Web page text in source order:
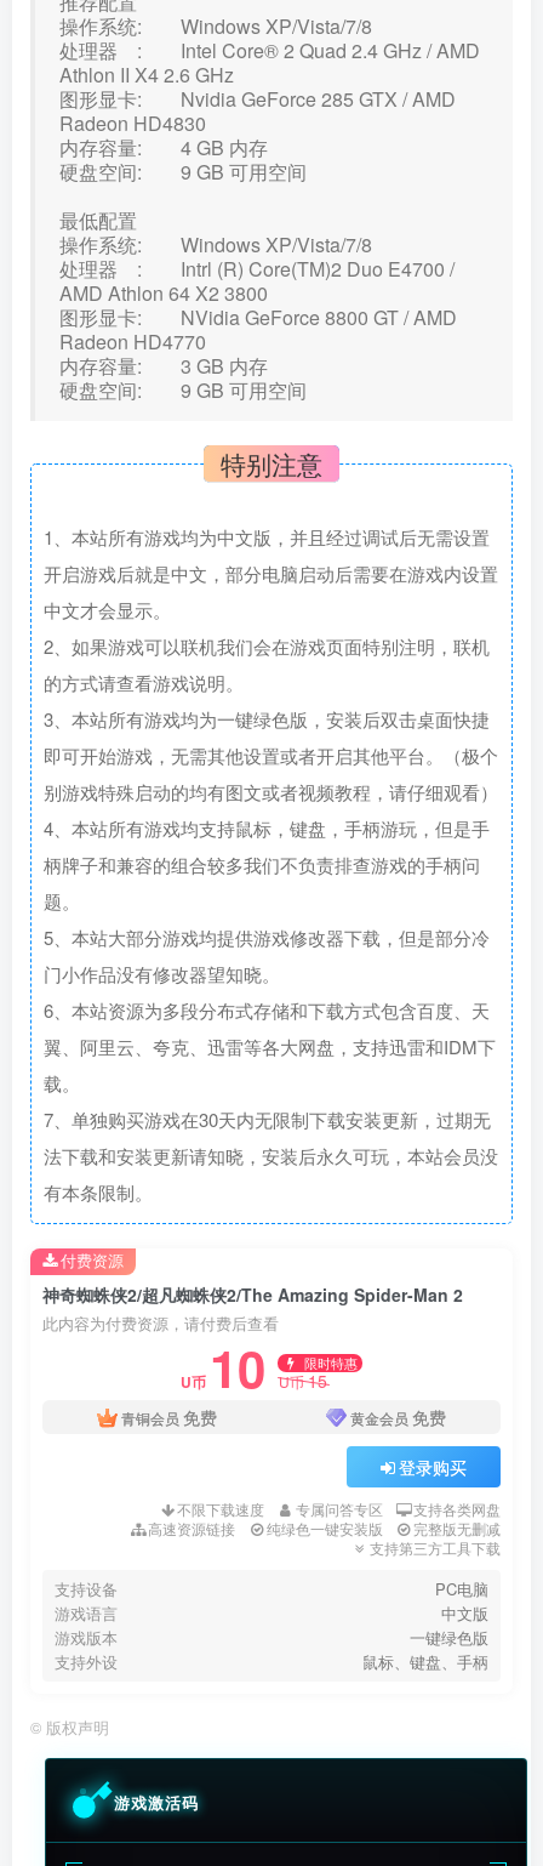
操作系统: Windows XP/Vista/7/8
处理器 : Intel Core® 2 Quad 2.4 GHz / AMD
Athlon II X4 2.6 GHz
图形显卡: Nvidia GeForce 285 GTX / AMD
Radeon HD4830
内存容量: 4 GB 内存
硬盘空间: 9 GB 可用空间
最低配置
操作系统: Windows XP/Vista/7/8
处理器 : Intrl (R) Core(TM)2 Duo E4700 /
AMD Athlon 64 X2 3800
图形显卡: NVidia GeForce 8800 GT / AMD
Radeon HD4770
内存容量: 3 GB 内存
硬盘空间: 9 GB 可用空间
特别注意
1、本站所有游戏均为中文版，并且经过调试后无需设置
开启游戏后就是中文，部分电脑启动后需要在游戏内设置
中文才会显示。
2、如果游戏可以联机我们会在游戏页面特别注明，联机
的方式请查看游戏说明。
3、本站所有游戏均为一键绿色版，安装后双击桌面快捷
即可开始游戏，无需其他设置或者开启其他平台。（极个
别游戏特殊启动的均有图文或者视频教程，请仔细观看）
4、本站所有游戏均支持鼠标，键盘，手柄游玩，但是手
柄牌子和兼容的组合较多我们不负责排查游戏的手柄问
题。
5、本站大部分游戏均提供游戏修改器下载，但是部分冷
门小作品没有修改器望知晓。
6、本站资源为多段分布式存储和下载方式包含百度、天
翼、阿里云、夸克、迅雷等各大网盘，支持迅雷和IDM下
载。
7、单独购买游戏在30天内无限制下载安装更新，过期无
法下载和安装更新请知晓，安装后永久可玩，本站会员没
有本条限制。
神奇蜘蛛侠2/超凡蜘蛛侠2/The Amazing Spider-Man 2
此内容为付费资源，请付费后查看
U币 10 限时特惠
U币15
青铜会员 免费 黄金会员 免费
登录购买
不限下载速度 专属问答专区
支持各类网盘
高速资源链接
纯绿色一键安装版
完整版无删减
支持第三方工具下载
支持设备
PC电脑
游戏语言
中文版
游戏版本
一键绿色版
支持外设
鼠标、键盘、手柄
付费资源
© 版权声明
游戏激活码